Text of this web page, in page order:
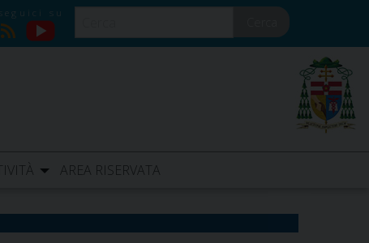
RSS
YouTube
AREA RISERVATA